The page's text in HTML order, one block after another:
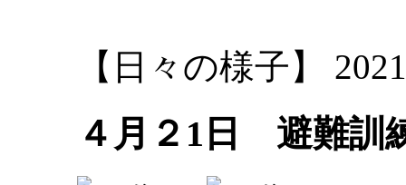
【日々の様子】
４月２1日 避難訓